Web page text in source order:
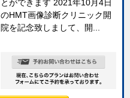
とができます 2021年10月4日
のHMT画像診断クリニック開
院を記念致しまして、開...